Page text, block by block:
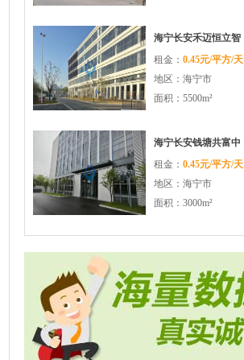
海宁长安禾迈恒立智
造中心厂房面积大交
通便利
租金： 0.45元/平方/天
地区：海宁市
面积：5500m²
海宁长安钱塘共富中
心园区配套完善交通
便利
租金： 0.45元/平方/天
地区：海宁市
面积：3000m²